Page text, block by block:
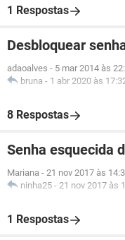
1 Respostas
Desbloquear
adaoalves - 5 mar 2014 às
bruna - 1 abr 2020 às
8 Respostas
Senha esquecida
Mariana - 21 nov 2017 às
ninha25 - 21 nov 2017 às
1 Respostas